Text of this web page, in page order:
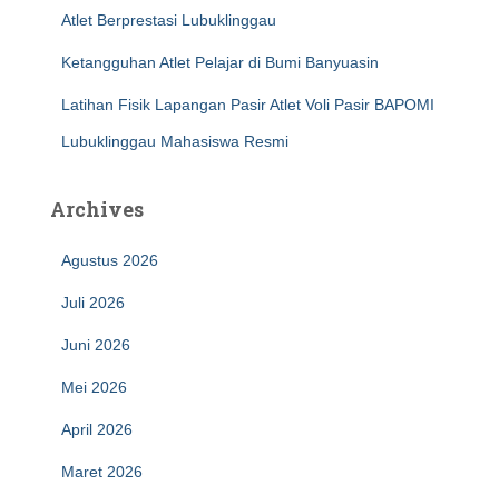
Atlet Berprestasi Lubuklinggau
Ketangguhan Atlet Pelajar di Bumi Banyuasin
Latihan Fisik Lapangan Pasir Atlet Voli Pasir BAPOMI
Lubuklinggau Mahasiswa Resmi
Archives
Agustus 2026
Juli 2026
Juni 2026
Mei 2026
April 2026
Maret 2026